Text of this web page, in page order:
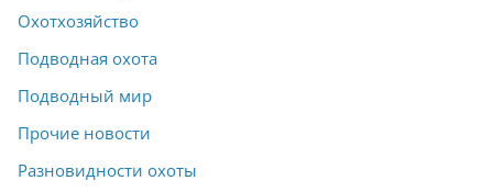
Охотхозяйство
Подводная охота
Подводный мир
Прочие новости
Разновидности охоты